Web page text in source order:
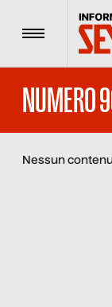
Menu
NUMERO
Nessun